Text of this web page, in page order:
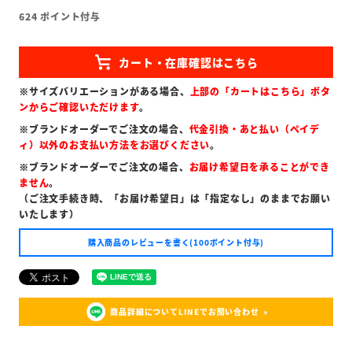
624 ポイント付与
※サイズバリエーションがある場合、 上部の「カートはこちら」ボタ
ンからご確認いただけます。
※ブランドオーダーでご注文の場合、 代金引換・あと払い（ペイデ
ィ）以外のお支払い方法をお選びください。
※ブランドオーダーでご注文の場合、 お届け希望日を承ることができ
ません。
（ご注文手続き時、「お届け希望日」は「指定なし」のままでお願い
いたします）
購入商品のレビューを書く(100ポイント付与)
商品詳細についてLINEでお問い合わせ